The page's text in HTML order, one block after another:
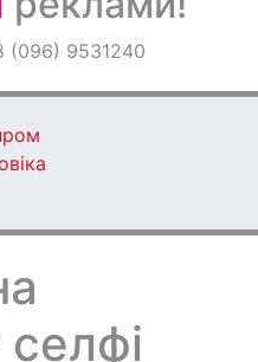
(096) 9531240